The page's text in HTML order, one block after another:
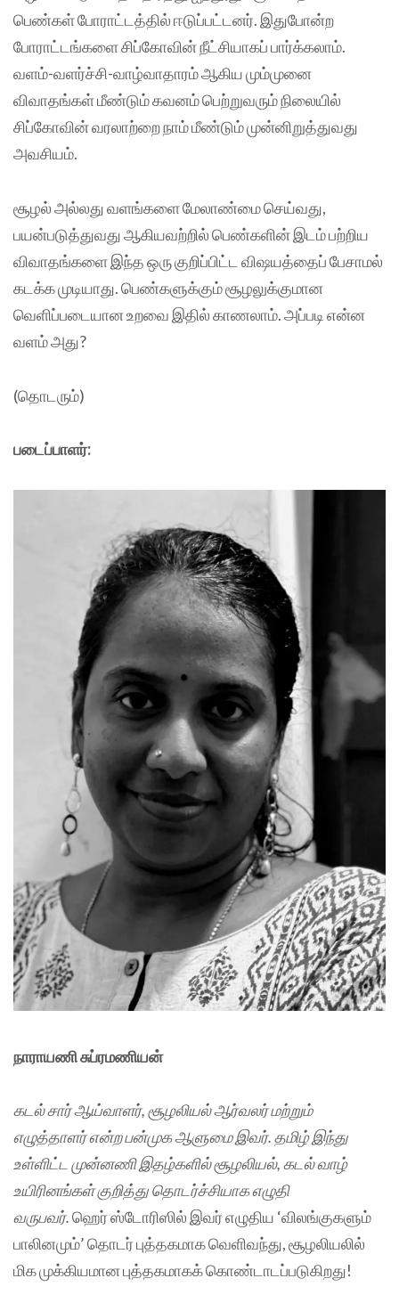
பெண்கள் போராட்டத்தில் ஈடுப்பட்டனர். இதுபோன்ற
போராட்டங்களை சிப்கோவின் நீட்சியாகப் பார்க்கலாம்.
வளம்-வளர்ச்சி-வாழ்வாதாரம் ஆகிய மும்முனை
விவாதங்கள் மீண்டும் கவனம் பெற்றுவரும் நிலையில்
சிப்கோவின் வரலாற்றை நாம் மீண்டும் முன்னிறுத்துவது
அவசியம்.
சூழல் அல்லது வளங்களை மேலாண்மை செய்வது,
பயன்படுத்துவது ஆகியவற்றில் பெண்களின் இடம் பற்றிய
விவாதங்களை இந்த ஒரு குறிப்பிட்ட விஷயத்தைப் பேசாமல்
கடக்க முடியாது. பெண்களுக்கும் சூழலுக்குமான
வெளிப்படையான உறவை இதில் காணலாம். அப்படி என்ன
வளம் அது?
(தொடரும்)
படைப்பாளர்:
நாராயணி சுப்ரமணியன்
கடல் சார் ஆய்வாளர், சூழலியல் ஆர்வலர் மற்றும்
எழுத்தாளர் என்ற பன்முக ஆளுமை இவர். தமிழ் இந்து
உள்ளிட்ட முன்னணி இதழ்களில் சூழலியல், கடல் வாழ்
உயிரினங்கள் குறித்து தொடர்ச்சியாக எழுதி
வருபவர்.ஹெர் ஸ்டோரிஸில் இவர் எழுதிய ‘விலங்குகளும்
பாலினமும்’ தொடர் புத்தகமாக வெளிவந்து, சூழலியலில்
மிக முக்கியமான புத்தகமாகக் கொண்டாடப்படுகிறது!